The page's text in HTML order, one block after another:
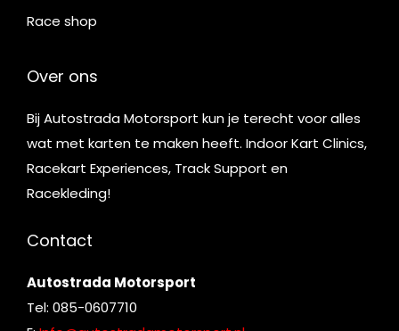
Race shop
Over ons
Bij Autostrada Motorsport kun je terecht voor alles
wat met karten te maken heeft. Indoor Kart Clinics,
Racekart Experiences, Track Support en
Racekleding!
Contact
Autostrada Motorsport
Tel: 085-0607710